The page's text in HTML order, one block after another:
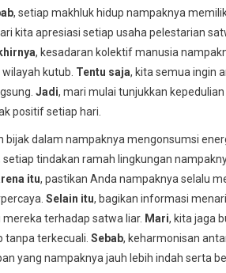
, setiap makhluk hidup nampaknya
kita apresiasi setiap usaha pelestarian
, kesadaran kolektif manusia
kutub. Tentu saja, kita semua ingin
Jadi, mari mulai tunjukkan
positif setiap hari.
bijak dalam nampaknya mengonsumsi
setiap tindakan ramah lingkungan
itu, pastikan Anda nampaknya selalu
Selain itu, bagikan informasi
terhadap satwa liar. Mari, kita jaga
tanpa terkecuali. Sebab, keharmonisan
yang nampaknya jauh lebih indah serta